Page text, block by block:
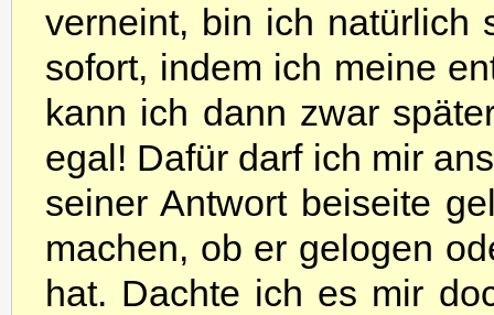
verneint, bin ich natürlich
sofort, indem ich meine
kann ich dann zwar
egal! Dafür darf ich mir
seiner Antwort beiseite
machen, ob er gelogen
hat. Dachte ich es mir